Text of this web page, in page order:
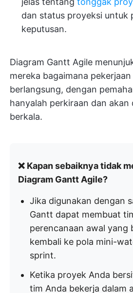
dan status proyeksi untuk
keputusan.
Diagram Gantt Agile
mereka bagaimana
berlangsung, dengan
hanyalah perkiraan dan akan
berkala.
❌ Kapan sebaiknya tidak
Diagram Gantt Agile?
Jika digunakan dengan
Gantt dapat membuat
perencanaan awal
kembali ke pola mini-
sprint.
Ketika proyek Anda
tim Anda bekerja dalam